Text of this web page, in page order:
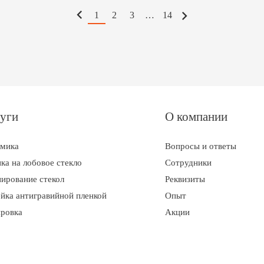
1 2 3 … 14
на лобовое стекло
стекол
антигравийной пленкой
О компании
Вопросы и ответы
Сотрудники
Реквизиты
Опыт
Акции